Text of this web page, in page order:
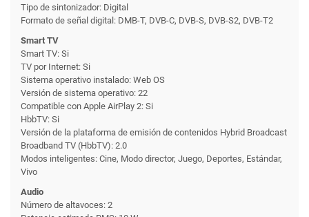
Tipo de sintonizador: Digital
Formato de señal digital: DMB-T, DVB-C, DVB-S, DVB-S2, DVB-T2
Smart TV
Smart TV: Si
TV por Internet: Si
Sistema operativo instalado: Web OS
Versión de sistema operativo: 22
Compatible con Apple AirPlay 2: Si
HbbTV: Si
Versión de la plataforma de emisión de contenidos Hybrid Broadcast
Broadband TV (HbbTV): 2.0
Modos inteligentes: Cine, Modo director, Juego, Deportes, Estándar,
Vivo
Audio
Número de altavoces: 2